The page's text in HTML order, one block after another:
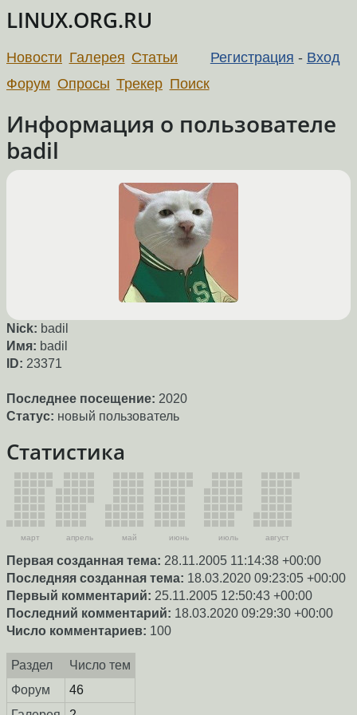
LINUX.ORG.RU
Регистрация - Вход
Новости Галерея Статьи
Форум Опросы Трекер Поиск
Информация о пользователе
badil
Nick: badil
Имя: badil
ID: 23371
Последнее посещение: 2020
Статус: новый пользователь
Статистика
март апрель май июнь июль август
Первая созданная тема: 28.11.2005 11:14:38 +00:00
Последняя созданная тема: 18.03.2020 09:23:05 +00:00
Первый комментарий: 25.11.2005 12:50:43 +00:00
Последний комментарий: 18.03.2020 09:29:30 +00:00
Число комментариев: 100
Раздел
Число тем
Форум
46